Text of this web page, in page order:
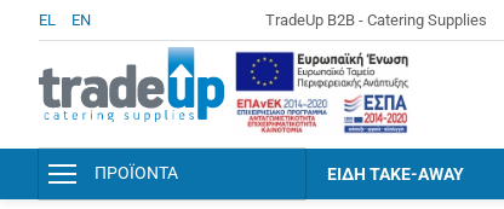
EL EN TradeUp B2B - Catering Supplies
ΠΡΟΪΟΝΤΑ ΕΙΔΗ TAKE-AWAY